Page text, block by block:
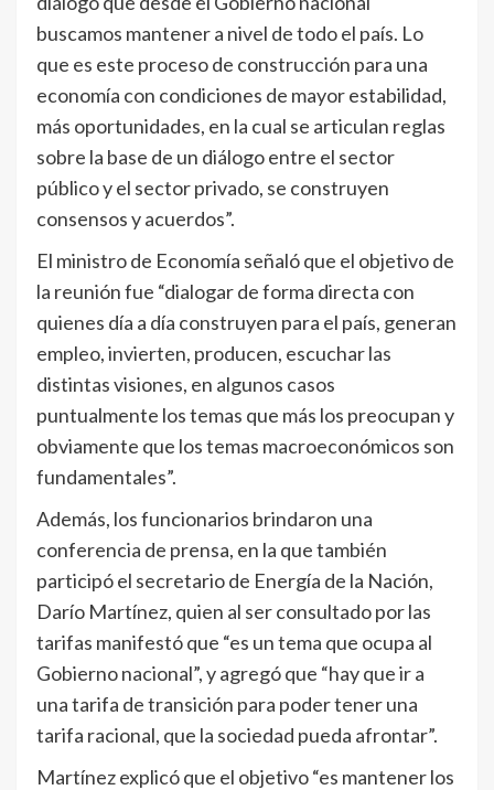
buscamos mantener a nivel de todo el país. Lo
que es este proceso de construcción para una
economía con condiciones de mayor estabilidad,
más oportunidades, en la cual se articulan reglas
sobre la base de un diálogo entre el sector
público y el sector privado, se construyen
consensos y acuerdos”.
El ministro de Economía señaló que el objetivo de
la reunión fue “dialogar de forma directa con
quienes día a día construyen para el país, generan
empleo, invierten, producen, escuchar las
distintas visiones, en algunos casos
puntualmente los temas que más los preocupan y
obviamente que los temas macroeconómicos son
fundamentales”.
Además, los funcionarios brindaron una
conferencia de prensa, en la que también
participó el secretario de Energía de la Nación,
Darío Martínez, quien al ser consultado por las
tarifas manifestó que “es un tema que ocupa al
Gobierno nacional”, y agregó que “hay que ir a
una tarifa de transición para poder tener una
tarifa racional, que la sociedad pueda afrontar”.
Martínez explicó que el objetivo “es mantener los